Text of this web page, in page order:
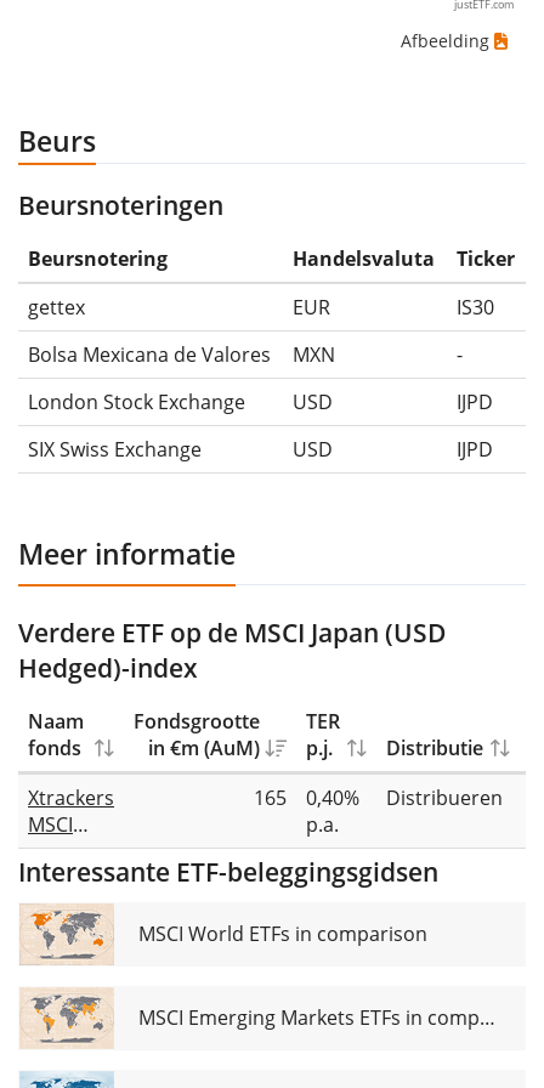
justETF.com
Afbeelding
Beurs
Beursnoteringen
Beursnotering Handelsvaluta
Ticker
gettex
EUR
IS30
Bolsa Mexicana de Valores
MXN
-
London Stock Exchange
USD
IJPD
SIX Swiss Exchange
USD IJPD
Meer informatie
Verdere ETF op de MSCI Japan (USD
Hedged)-index
Naam
fonds
Fondsgrootte
in €m (AuM)
TER
p.j.
Distributie
Xtrackers
MSCI
Japan
UCITS
ETF 2D
USD
hedged
165
0,40%
p.a.
Distribueren
Interessante ETF-beleggingsgidsen
MSCI World ETFs in comparison
MSCI Emerging Markets ETFs in comparison